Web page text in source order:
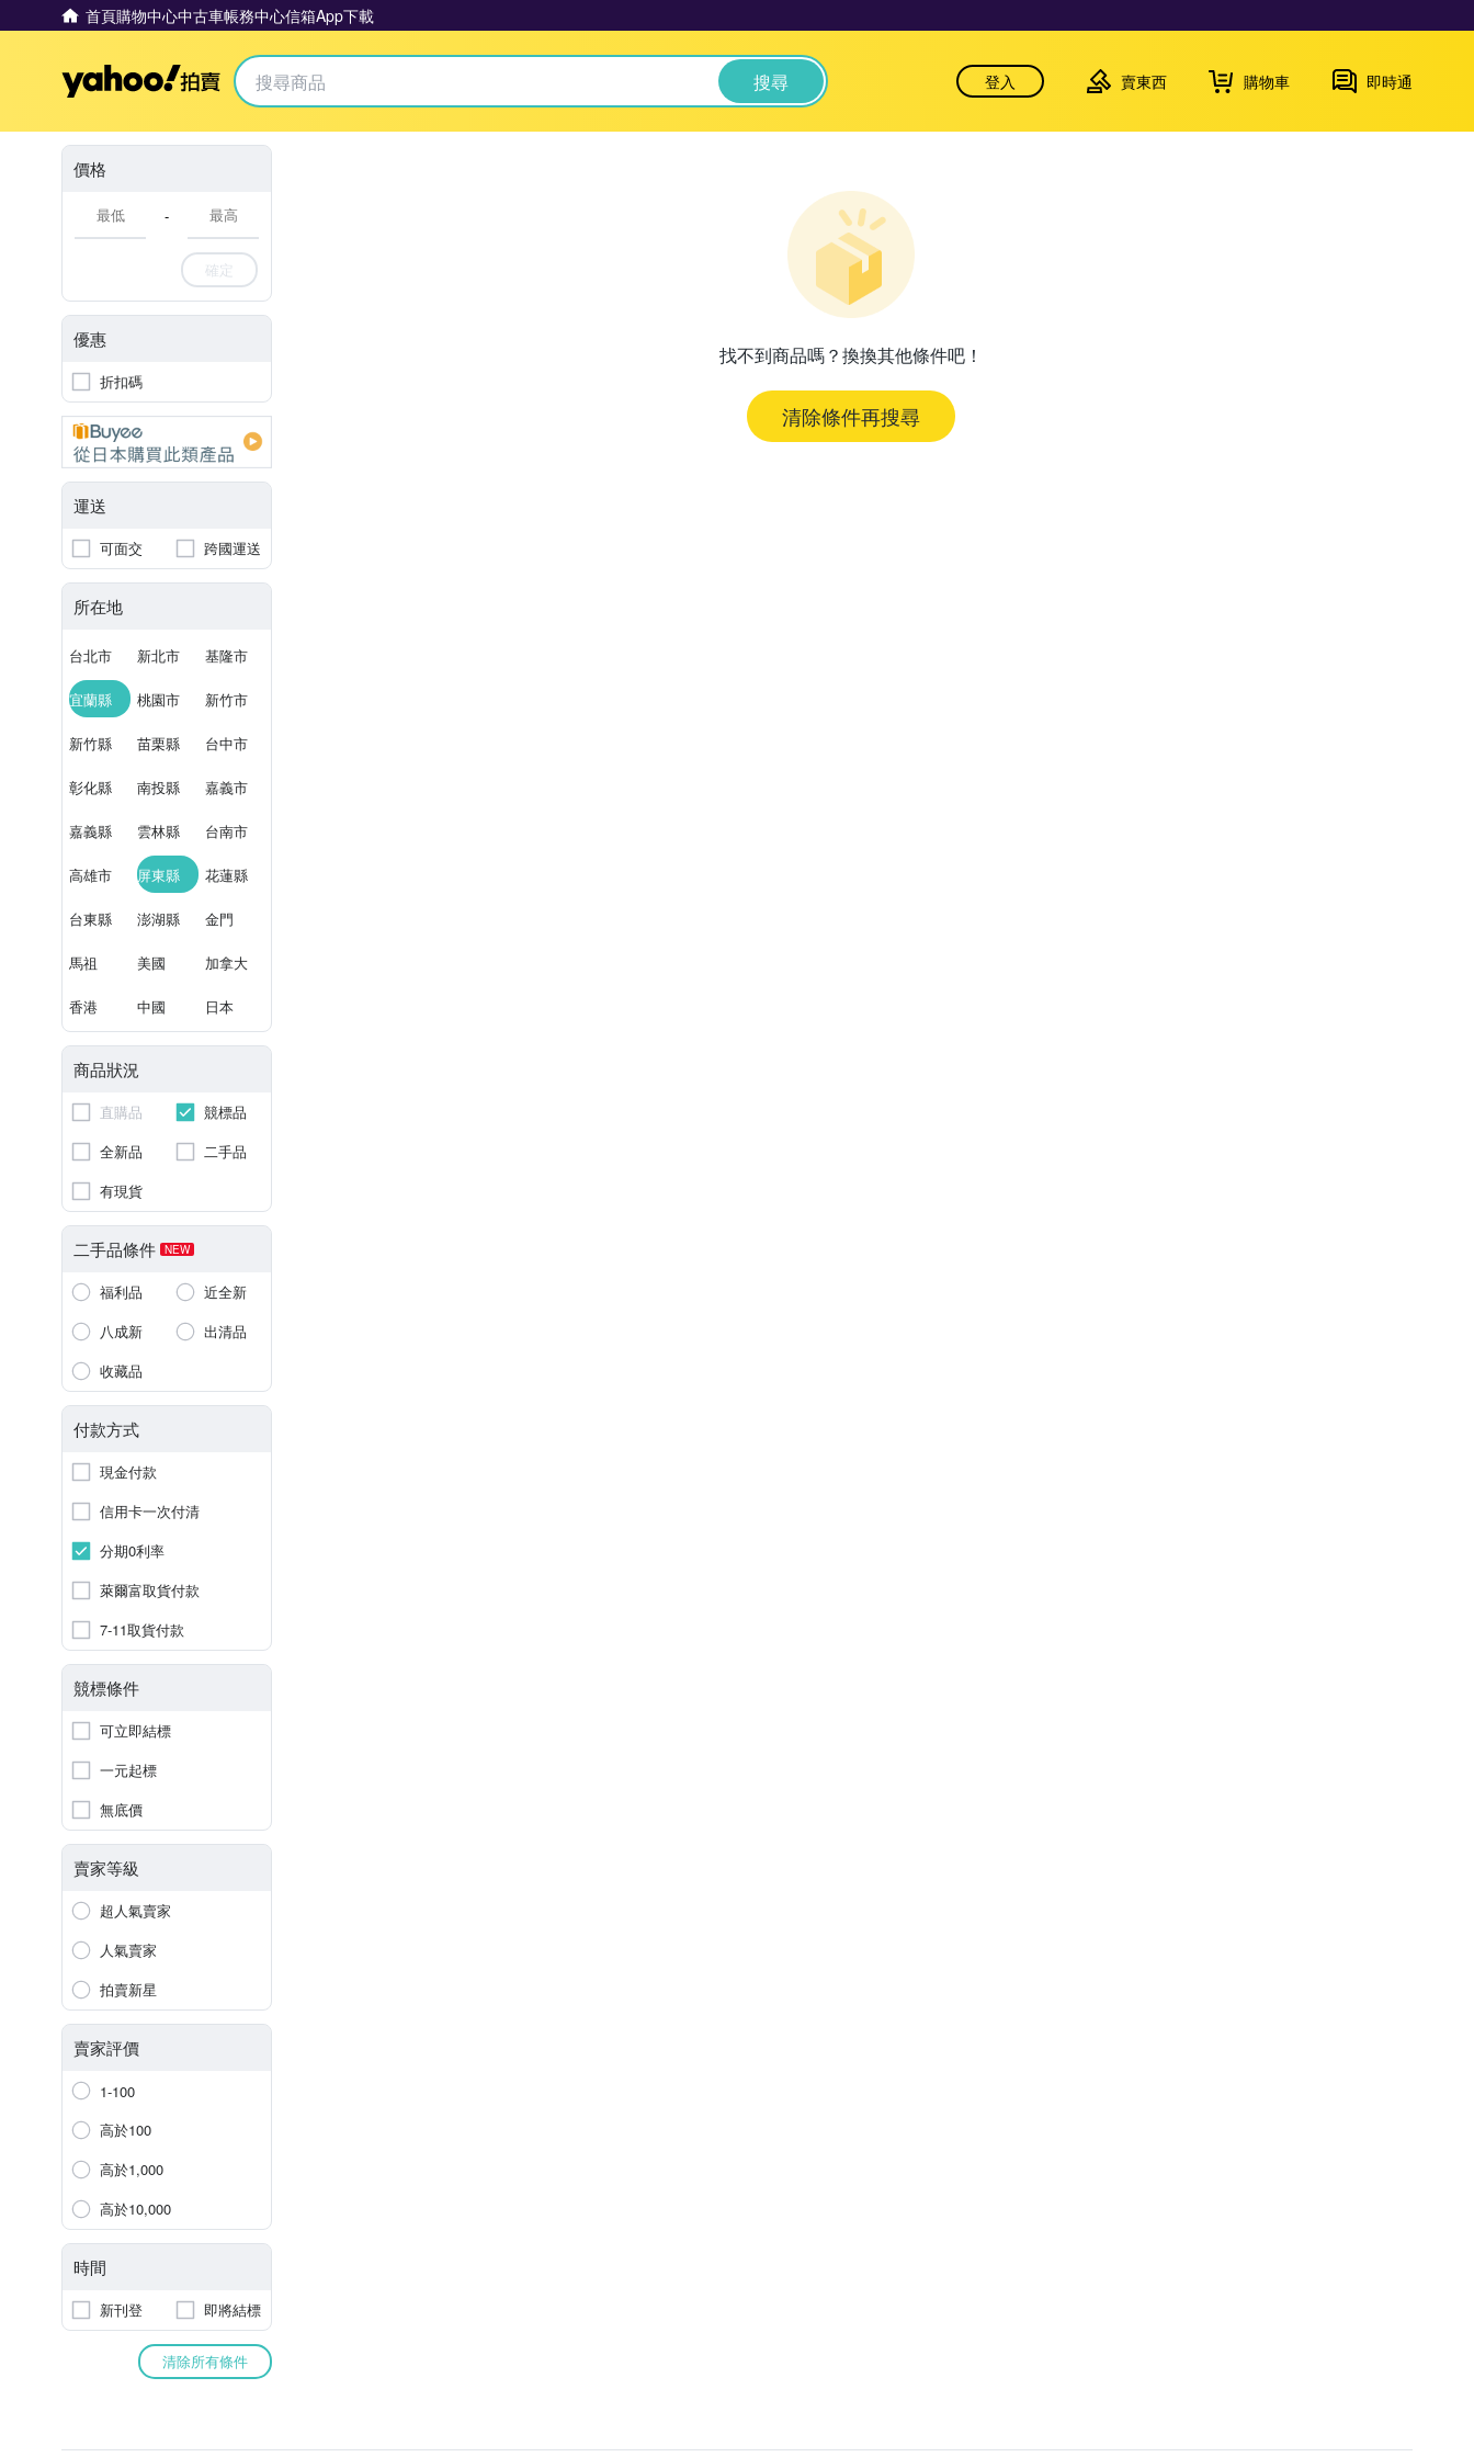
首頁購物中心中古車帳務中心信箱App下載
Yahoo拍賣 搜尋 登入 賣東西 購物車 即時通
價格
-
確定
優惠
折扣碼
運送
可面交 跨國運送
所在地
台北市 新北市 基隆市
宜蘭縣 桃園市 新竹市
新竹縣 苗栗縣 台中市
彰化縣 南投縣 嘉義市
嘉義縣 雲林縣 台南市
高雄市 屏東縣 花蓮縣
台東縣 澎湖縣 金門
馬祖 美國 加拿大
香港 中國 日本
商品狀況
直購品
競標品
全新品
二手品
有現貨
二手品條件 NEW
福利品
近全新
八成新
出清品
收藏品
付款方式
現金付款
信用卡一次付清
分期0利率
萊爾富取貨付款
7-11取貨付款
競標條件
可立即結標
一元起標
無底價
賣家等級
超人氣賣家
人氣賣家
拍賣新星
賣家評價
1-100
高於100
高於1,000
高於10,000
時間
新刊登 即將結標
清除所有條件
找不到商品嗎？換換其他條件吧！
清除條件再搜尋